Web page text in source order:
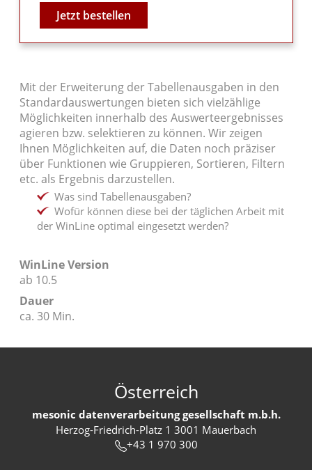
Video
Jetzt bestellen
Mit der Erweiterung der Tabellenausgaben in den
Standardauswertungen bieten sich vielzählige
Möglichkeiten innerhalb des Auswerteergebnisses
agieren bzw. selektieren zu können. Wir zeigen
Ihnen Möglichkeiten auf, die Daten noch präziser
über Funktionen wie Gruppieren, Sortieren, Filtern
etc. als Ergebnis darzustellen.
Was sind Tabellenausgaben?
Wofür können diese bei der täglichen Arbeit mit
der WinLine optimal eingesetzt werden?
WinLine Version
ab 10.5
Dauer
ca. 30 Min.
Österreich
mesonic datenverarbeitung gesellschaft m.b.h.
Herzog-Friedrich-Platz 1 3001 Mauerbach
+43 1 970 300